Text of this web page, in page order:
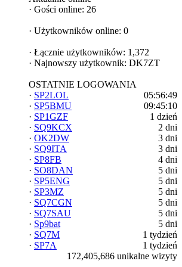
· Gości online: 26
· Użytkowników online: 0
· Łącznie użytkowników: 1,372
· Najnowszy użytkownik: DK7ZT
OSTATNIE LOGOWANIA
· SP2LOL
05:56:49
· SP5BMU
09:45:10
· SP1GZF
1 dzień
· SQ9KCX
2 dni
· OK2DW
3 dni
· SQ9ITA
3 dni
· SP8FB
4 dni
· SO8DAN
5 dni
· SP5ENG
5 dni
· SP3MZ
5 dni
· SQ7CGN
5 dni
· SQ7SAU
5 dni
· Sp9bat
5 dni
· SQ7M
1 tydzień
· SP7A
1 tydzień
172,405,686 unikalne wizyty